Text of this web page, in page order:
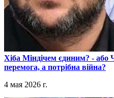
​Хіба Міндічем єдиним? - або
перемога, а потрібна війна?
4 мая 2026 г.